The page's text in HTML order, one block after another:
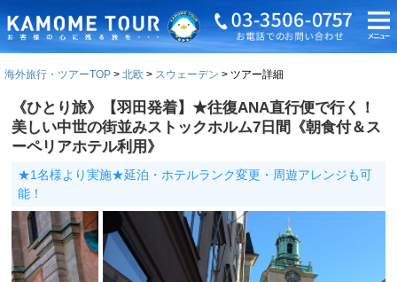
海外旅行・ツアーTOP 北欧 スウェーデン ツアー詳細
《ひとり旅》【羽田発着】★往復ANA直行便で行く！
美しい中世の街並みストックホルム7日間《朝食付＆ス
ーペリアホテル利用》
★1名様より実施★延泊・ホテルランク変更・周遊アレンジも可
能！